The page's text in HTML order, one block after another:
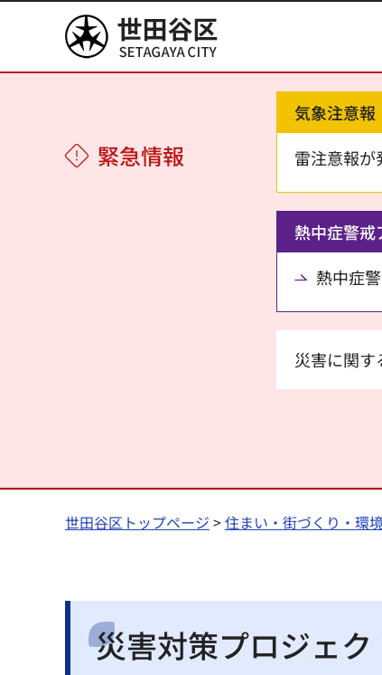
世田谷区
緊急情報
気象注意報
雷注意報が
熱中症警戒
熱中症
災害に関す
世田谷区トップページ >住まい・街づくり・環
災害対策プロジェク